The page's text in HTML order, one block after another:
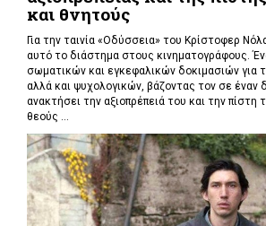
και θνητούς
Για την ταινία «Οδύσσεια» του Κρίστοφερ
αυτό το διάστημα στους κινηματογράφους.
σωματικών και εγκεφαλικών δοκιμασιών για
αλλά και ψυχολογικών, βάζοντας τον σε έναν
ανακτήσει την αξιοπρέπειά του και την πίστη
θεούς ...